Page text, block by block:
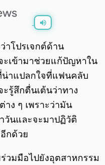
0:00
าโปรเจกต์ด้าน
เข้ามาช่วยแก้ปัญหาใน
น่าแปลกใจที่แฟนคลับ
ะรู้สึกตื่นเต้นว่าทาง
ง ๆ เพราะว่ามัน
วันและจะมาปฏิวัติ
อีกด้วย
วมมือไปยังอุตสาหกรรม